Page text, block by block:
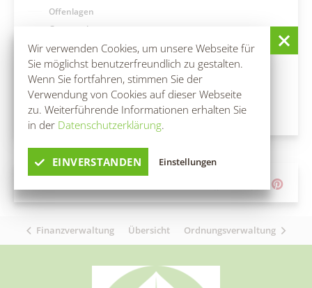
Fundtiere
Zahlen & Statistik
Formularservice
Wirtschaft
Aktuelles
Wirtschaftsförderung
Anmeldung einer Firma
Gewerbegebiete
Leben
Kita, Schulen & Hort
(Błota)
Kita "Vier Jahreszeiten" Striesow/Strjažow
Freizeiteinrichtungen
Jugendzentrum "Phönix" Burg (Spreewald)/Bórkowy (Błota)
SOS-Kinderdorf Lausitz, Familien und Beratungszentrum Burg
(Spreewald) / Bórkowy (Błota)
Älter werden
Tourismus
Wir verwenden Cookies, um unsere Webseite für
Sie möglichst benutzerfreundlich zu gestalten.
Wenn Sie fortfahren, stimmen Sie der
Verwendung von Cookies auf dieser Webseite
zu. Weiterführende Informationen erhalten Sie
in der Datenschutzerklärung.
EINVERSTANDEN Einstellungen
Offenlagen
Geoportal
Schiedsstelle
Fundbüro
Fundtiere
Zahlen & Statistik
Formularservice
Finanzverwaltung Übersicht Ordnungsverwaltung